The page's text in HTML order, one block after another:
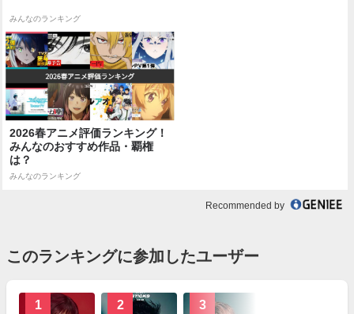
みんなのランキング
2026春アニメ評価ランキング！
みんなのおすすめ作品・覇権
は？
みんなのランキング
Recommended by
このランキングに参加したユーザー
1 2 3